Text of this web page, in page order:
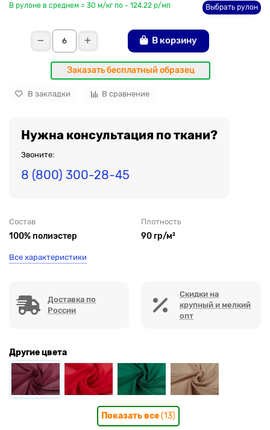
В рулоне в среднем = 30 м/кг по - 124.22 р/мп
Выбрать рулон
В корзину
Заказать бесплатный образец
В закладки В сравнение
Нужна консультация по ткани?
Звоните:
8 (800) 300-28-45
Состав
100% полиэстер
Плотность
90 гр/м²
Все характеристики
Доставка по
России
Скидки на
крупный и мелкий
опт
Другие цвета
Показать все(13)